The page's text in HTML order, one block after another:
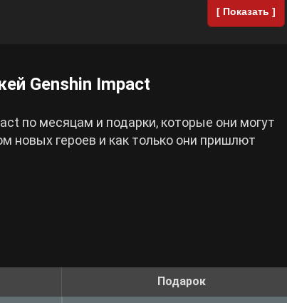
[ Показать ]
Genshin Impact
по месяцам и подарки, которые они могут
новых героев и как только они пришлют
Подарок